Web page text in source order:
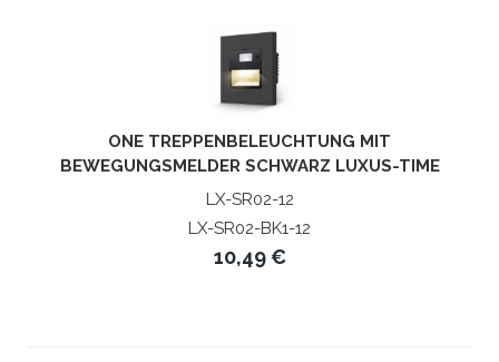
ONE TREPPENBELEUCHTUNG MIT
BEWEGUNGSMELDER SCHWARZ LUXUS-TIME
LX-SR02-12
LX-SR02-BK1-12
10,49 €